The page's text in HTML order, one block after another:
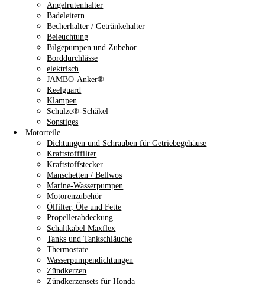
Angelrutenhalter
Badeleitern
Becherhalter / Getränkehalter
Beleuchtung
Bilgepumpen und Zubehör
Borddurchlässe
elektrisch
JAMBO-Anker®
Keelguard
Klampen
Schulze®-Schäkel
Sonstiges
Motorteile
Dichtungen und Schrauben für Getriebegehäuse
Kraftstofffilter
Kraftstoffstecker
Manschetten / Bellwos
Marine-Wasserpumpen
Motorenzubehör
Ölfilter, Öle und Fette
Propellerabdeckung
Schaltkabel Maxflex
Tanks und Tankschläuche
Thermostate
Wasserpumpendichtungen
Zündkerzen
Zündkerzensets für Honda